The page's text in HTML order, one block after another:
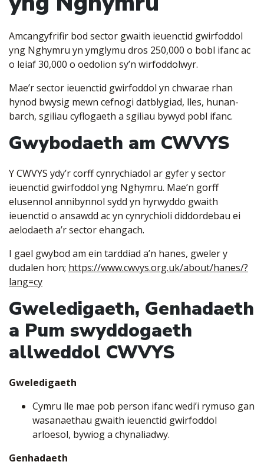
Amcangyfrifir bod sector gwaith ieuenctid gwirfoddol
yng Nghymru yn ymglymu dros 250,000 o bobl ifanc ac
o leiaf 30,000 o oedolion sy’n wirfoddolwyr.
Mae’r sector ieuenctid gwirfoddol yn chwarae rhan
hynod bwysig mewn cefnogi datblygiad, lles, hunan-
barch, sgiliau cyflogaeth a sgiliau bywyd pobl ifanc.
Gwybodaeth am CWVYS
Y CWVYS ydy’r corff cynrychiadol ar gyfer y sector
ieuenctid gwirfoddol yng Nghymru. Mae’n gorff
elusennol annibynnol sydd yn hyrwyddo gwaith
ieuenctid o ansawdd ac yn cynrychioli diddordebau ei
aelodaeth a’r sector ehangach.
I gael gwybod am ein tarddiad a’n hanes, gweler y
dudalen hon; https://www.cwvys.org.uk/about/hanes/?
lang=cy
Gweledigaeth, Genhadaeth
a Pum swyddogaeth
allweddol CWVYS
Gweledigaeth
Cymru lle mae pob person ifanc wedi’i rymuso gan
wasanaethau gwaith ieuenctid gwirfoddol
arloesol, bywiog a chynaliadwy.
Genhadaeth